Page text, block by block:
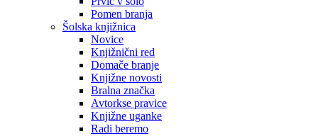
Pomen branja
Šolska knjižnica
Novice
Knjižnični red
Domače branje
Knjižne novosti
Bralna značka
Avtorkse pravice
Knjižne uganke
Radi beremo